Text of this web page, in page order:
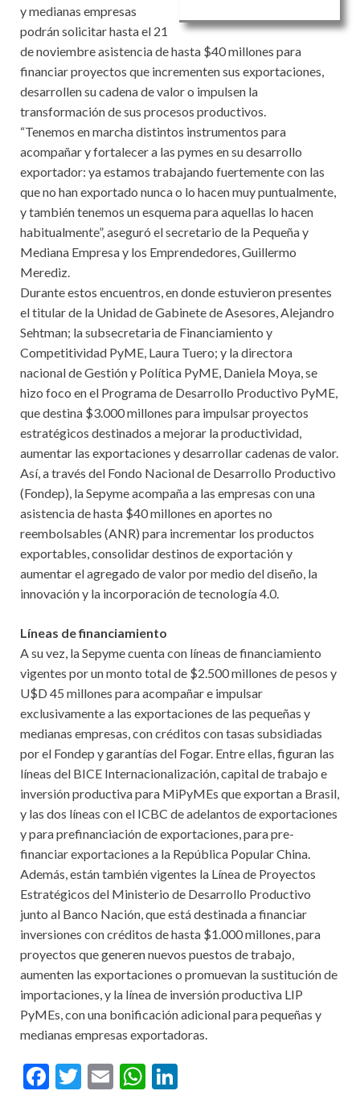
y medianas empresas
podrán solicitar hasta el 21
de noviembre asistencia de hasta $40 millones para
financiar proyectos que incrementen sus exportaciones,
desarrollen su cadena de valor o impulsen la
transformación de sus procesos productivos.
“Tenemos en marcha distintos instrumentos para
acompañar y fortalecer a las pymes en su desarrollo
exportador: ya estamos trabajando fuertemente con las
que no han exportado nunca o lo hacen muy puntualmente,
y también tenemos un esquema para aquellas lo hacen
habitualmente”, aseguró el secretario de la Pequeña y
Mediana Empresa y los Emprendedores, Guillermo
Merediz.
Durante estos encuentros, en donde estuvieron presentes
el titular de la Unidad de Gabinete de Asesores, Alejandro
Sehtman; la subsecretaria de Financiamiento y
Competitividad PyME, Laura Tuero; y la directora
nacional de Gestión y Política PyME, Daniela Moya, se
hizo foco en el Programa de Desarrollo Productivo PyME,
que destina $3.000 millones para impulsar proyectos
estratégicos destinados a mejorar la productividad,
aumentar las exportaciones y desarrollar cadenas de valor.
Así, a través del Fondo Nacional de Desarrollo Productivo
(Fondep), la Sepyme acompaña a las empresas con una
asistencia de hasta $40 millones en aportes no
reembolsables (ANR) para incrementar los productos
exportables, consolidar destinos de exportación y
aumentar el agregado de valor por medio del diseño, la
innovación y la incorporación de tecnología 4.0.
Líneas de financiamiento
A su vez, la Sepyme cuenta con líneas de financiamiento
vigentes por un monto total de $2.500 millones de pesos y
U$D 45 millones para acompañar e impulsar
exclusivamente a las exportaciones de las pequeñas y
medianas empresas, con créditos con tasas subsidiadas
por el Fondep y garantías del Fogar. Entre ellas, figuran las
líneas del BICE Internacionalización, capital de trabajo e
inversión productiva para MiPyMEs que exportan a Brasil,
y las dos líneas con el ICBC de adelantos de exportaciones
y para prefinanciación de exportaciones, para pre-
financiar exportaciones a la República Popular China.
Además, están también vigentes la Línea de Proyectos
Estratégicos del Ministerio de Desarrollo Productivo
junto al Banco Nación, que está destinada a financiar
inversiones con créditos de hasta $1.000 millones, para
proyectos que generen nuevos puestos de trabajo,
aumenten las exportaciones o promuevan la sustitución de
importaciones, y la línea de inversión productiva LIP
PyMEs, con una bonificación adicional para pequeñas y
medianas empresas exportadoras.
F
T
E
W